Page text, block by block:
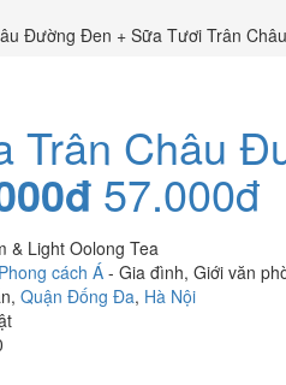
Đường Đen + Sữa Tươi Trân
Trân Châu
57.000đ
& Light Oolong Tea
Phong cách Á - Gia đình, Giới văn
Quận Đống Đa, Hà Nội